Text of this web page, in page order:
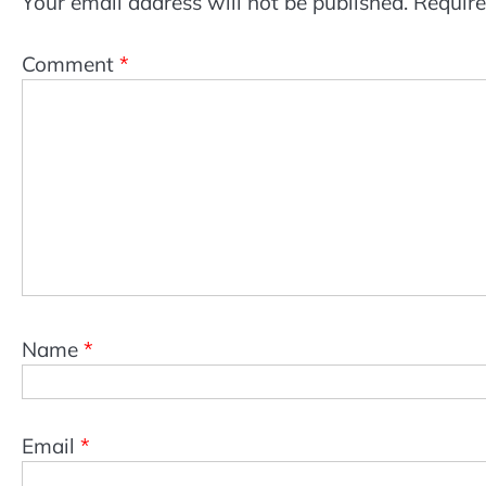
Comment *
Name *
Email *